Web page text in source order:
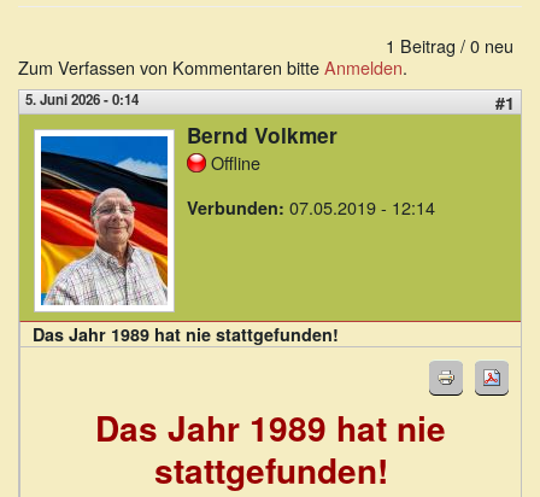
1 Beitrag / 0 neu
Zum Verfassen von Kommentaren bitteAnmelden.
5. Juni 2026 - 0:14 #1
Bernd Volkmer
Offline
Verbunden: 07.05.2019 - 12:14
Das Jahr 1989 hat nie stattgefunden!
Das Jahr 1989 hat nie
stattgefunden!